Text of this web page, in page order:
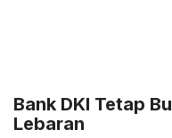
Bank DKI Tetap
Lebaran